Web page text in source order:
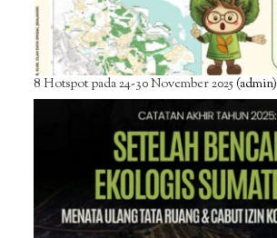
8 Hotspot pada 24-30 November 2025(admin)